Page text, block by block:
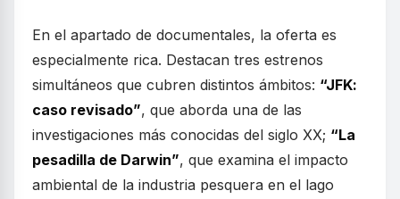
En el apartado de documentales, la oferta es
especialmente rica. Destacan tres estrenos
simultáneos que cubren distintos ámbitos: “JFK:
caso revisado”, que aborda una de las
investigaciones más conocidas del siglo XX; “La
pesadilla de Darwin”, que examina el impacto
ambiental de la industria pesquera en el lago